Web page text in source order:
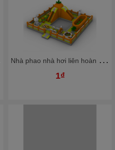
N
hà phao nhà hơi liên hoàn NPNHKB03 Dochoikinhbac - Khu trò chơi phao hơi vui nhộn
1₫